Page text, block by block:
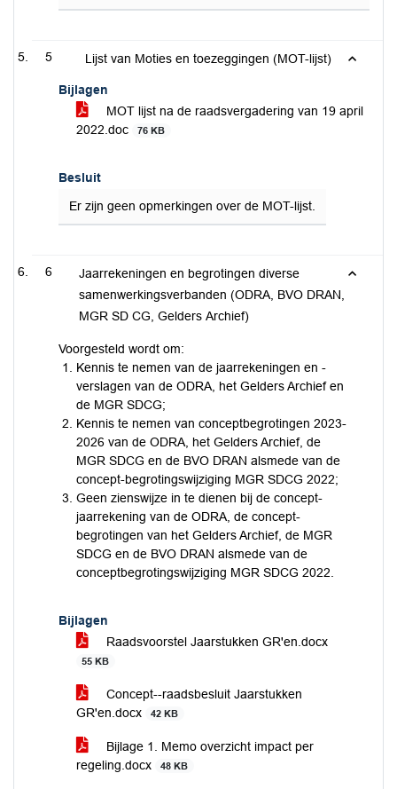
5 Lijst van Moties en toezeggingen (MOT-lijst)
Bijlagen
MOT lijst na de raadsvergadering van 19 april
2022.doc
76 KB
Besluit
Er zijn geen opmerkingen over de MOT-lijst.
6
Jaarrekeningen en begrotingen diverse
samenwerkingsverbanden (ODRA, BVO DRAN,
MGR SD CG, Gelders Archief)
Voorgesteld wordt om:
Kennis te nemen van de jaarrekeningen en -
verslagen van de ODRA, het Gelders Archief en
de MGR SDCG;
Kennis te nemen van conceptbegrotingen 2023-
2026 van de ODRA, het Gelders Archief, de
MGR SDCG en de BVO DRAN alsmede van de
concept-begrotingswijziging MGR SDCG 2022;
Geen zienswijze in te dienen bij de concept-
jaarrekening van de ODRA, de concept-
begrotingen van het Gelders Archief, de MGR
SDCG en de BVO DRAN alsmede van de
conceptbegrotingswijziging MGR SDCG 2022.
Bijlagen
Raadsvoorstel Jaarstukken GR'en.docx
55 KB
Concept--raadsbesluit Jaarstukken
GR'en.docx
42 KB
Bijlage 1. Memo overzicht impact per
regeling.docx
48 KB